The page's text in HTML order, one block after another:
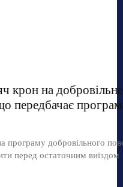
крон на добровільне
передбачає
програму добровільного
перед остаточним виїздом